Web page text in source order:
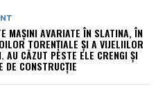
MAȘINI AVARIATE ÎN SLATINA, ÎN
TORENȚIALE ȘI A VIJELIILOR
AU CĂZUT PESTE ELE CRENGI ȘI
DE CONSTRUCȚIE